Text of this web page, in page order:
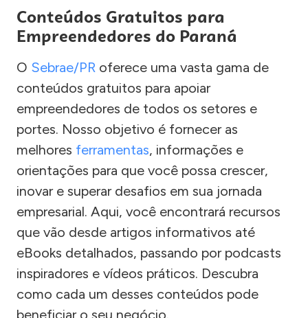
Conteúdos Gratuitos para
Empreendedores do Paraná
O Sebrae/PR oferece uma vasta gama de
conteúdos gratuitos para apoiar
empreendedores de todos os setores e
portes. Nosso objetivo é fornecer as
melhores ferramentas, informações e
orientações para que você possa crescer,
inovar e superar desafios em sua jornada
empresarial. Aqui, você encontrará recursos
que vão desde artigos informativos até
eBooks detalhados, passando por podcasts
inspiradores e vídeos práticos. Descubra
como cada um desses conteúdos pode
beneficiar o seu negócio.